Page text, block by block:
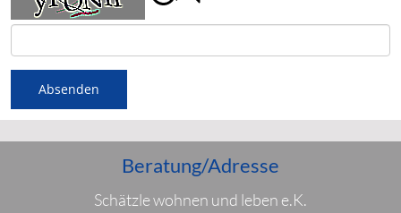
Absenden
Beratung/Adresse
Schätzle wohnen und leben e.K.